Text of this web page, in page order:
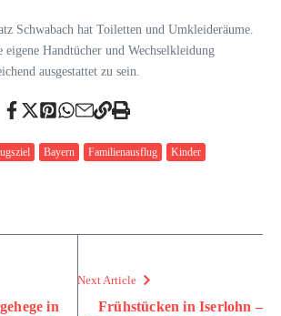
Schwabach hat Toiletten und Umkleideräume.
Handtücher und Wechselkleidung
ausgestattet zu sein.
Bayern Familienausflug
Kinder
in
Next Article
Frühstücken in Iserlohn –